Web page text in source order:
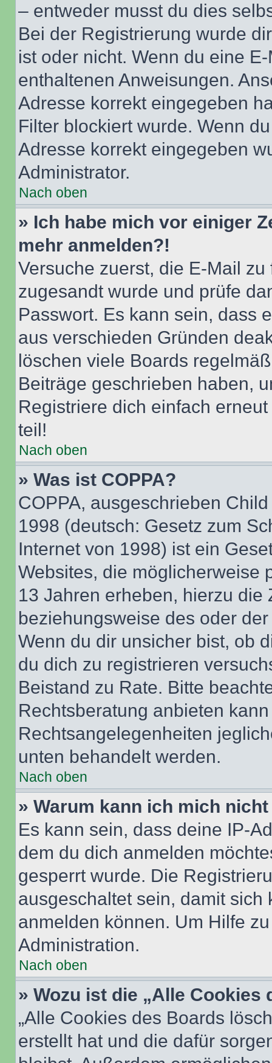
– entweder musst du dies
Bei der Registrierung wurde
ist oder nicht. Wenn du eine
enthaltenen Anweisungen.
Adresse korrekt eingegeben
Filter blockiert wurde. Wenn
Adresse korrekt eingegeben
Administrator.
Nach oben
» Ich habe mich vor einiger
mehr anmelden?!
Versuche zuerst, die E-Mail
zugesandt wurde und prüfe
Passwort. Es kann sein, dass
aus verschieden Gründen
löschen viele Boards
Beiträge geschrieben haben,
Registriere dich einfach
teil!
Nach oben
» Was ist COPPA?
COPPA, ausgeschrieben
1998 (deutsch: Gesetz zum
Internet von 1998) ist ein
Websites, die möglicherweise
13 Jahren erheben, hierzu die
beziehungsweise des oder
Wenn du dir unsicher bist, ob
du dich zu registrieren
Beistand zu Rate. Bitte
Rechtsberatung anbieten
Rechtsangelegenheiten
unten behandelt werden.
Nach oben
» Warum kann ich mich
Es kann sein, dass deine IP-
dem du dich anmelden
gesperrt wurde. Die
ausgeschaltet sein, damit
anmelden können. Um Hilfe
Administration.
Nach oben
» Wozu ist die „Alle
„Alle Cookies des Boards
erstellt hat und die dafür